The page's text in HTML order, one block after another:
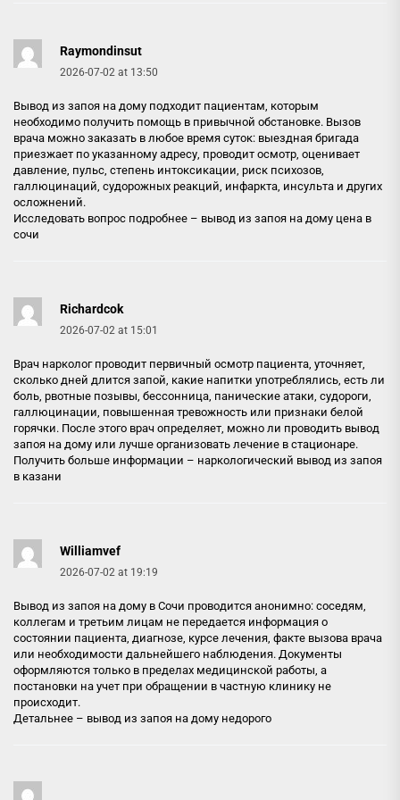
Raymondinsut
2026-07-02 at 13:50
Вывод из запоя на дому подходит пациентам, которым
необходимо получить помощь в привычной обстановке. Вызов
врача можно заказать в любое время суток: выездная бригада
приезжает по указанному адресу, проводит осмотр, оценивает
давление, пульс, степень интоксикации, риск психозов,
галлюцинаций, судорожных реакций, инфаркта, инсульта и других
осложнений.
Исследовать вопрос подробнее – вывод из запоя на дому цена в
сочи
Richardcok
2026-07-02 at 15:01
Врач нарколог проводит первичный осмотр пациента, уточняет,
сколько дней длится запой, какие напитки употреблялись, есть ли
боль, рвотные позывы, бессонница, панические атаки, судороги,
галлюцинации, повышенная тревожность или признаки белой
горячки. После этого врач определяет, можно ли проводить вывод
запоя на дому или лучше организовать лечение в стационаре.
Получить больше информации – наркологический вывод из запоя
в казани
Williamvef
2026-07-02 at 19:19
Вывод из запоя на дому в Сочи проводится анонимно: соседям,
коллегам и третьим лицам не передается информация о
состоянии пациента, диагнозе, курсе лечения, факте вызова врача
или необходимости дальнейшего наблюдения. Документы
оформляются только в пределах медицинской работы, а
постановки на учет при обращении в частную клинику не
происходит.
Детальнее – вывод из запоя на дому недорого